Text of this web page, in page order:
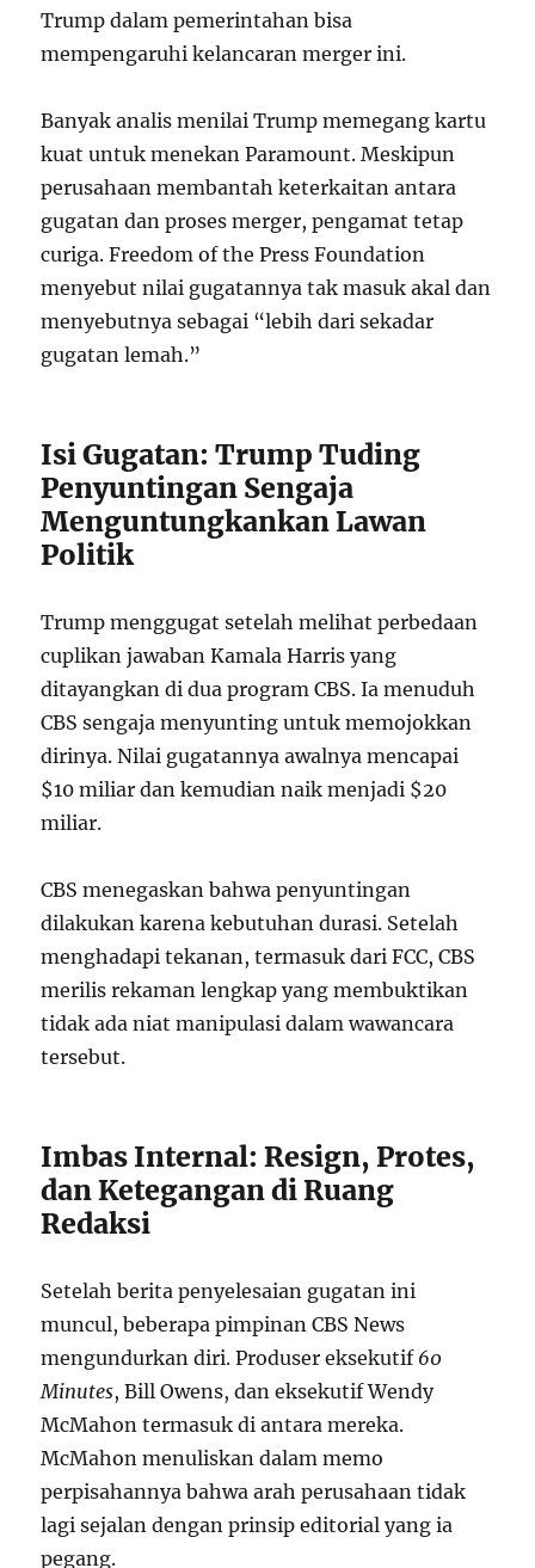
Trump dalam pemerintahan bisa
mempengaruhi kelancaran merger ini.
Banyak analis menilai Trump memegang kartu
kuat untuk menekan Paramount. Meskipun
perusahaan membantah keterkaitan antara
gugatan dan proses merger, pengamat tetap
curiga. Freedom of the Press Foundation
menyebut nilai gugatannya tak masuk akal dan
menyebutnya sebagai “lebih dari sekadar
gugatan lemah.”
Isi Gugatan: Trump Tuding
Penyuntingan Sengaja
Menguntungkankan Lawan
Politik
Trump menggugat setelah melihat perbedaan
cuplikan jawaban Kamala Harris yang
ditayangkan di dua program CBS. Ia menuduh
CBS sengaja menyunting untuk memojokkan
dirinya. Nilai gugatannya awalnya mencapai
$10 miliar dan kemudian naik menjadi $20
miliar.
CBS menegaskan bahwa penyuntingan
dilakukan karena kebutuhan durasi. Setelah
menghadapi tekanan, termasuk dari FCC, CBS
merilis rekaman lengkap yang membuktikan
tidak ada niat manipulasi dalam wawancara
tersebut.
Imbas Internal: Resign, Protes,
dan Ketegangan di Ruang
Redaksi
Setelah berita penyelesaian gugatan ini
muncul, beberapa pimpinan CBS News
mengundurkan diri. Produser eksekutif 60
Minutes, Bill Owens, dan eksekutif Wendy
McMahon termasuk di antara mereka.
McMahon menuliskan dalam memo
perpisahannya bahwa arah perusahaan tidak
lagi sejalan dengan prinsip editorial yang ia
pegang.